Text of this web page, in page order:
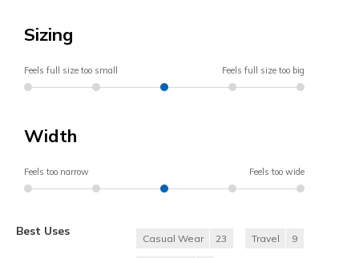
Sizing
Feels full size too small Feels full size too big
Width
Feels too narrow Feels too wide
Best Uses
Casual Wear 23 Travel 9